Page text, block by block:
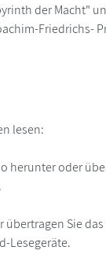
der Macht"
Friedrichs-
lesen:
herunter oder
Sie
Lesegeräte.